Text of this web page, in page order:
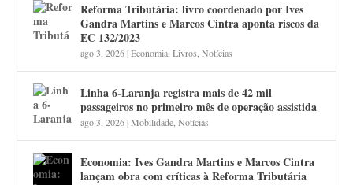
Reforma Tributária: livro coordenado por Ives
Gandra Martins e Marcos Cintra aponta riscos da
EC 132/2023
ago 3, 2026|Economia,Livros,Notícias
Linha 6-Laranja registra mais de 42 mil
passageiros no primeiro mês de operação assistida
ago 3, 2026|Mobilidade,Notícias
Economia: Ives Gandra Martins e Marcos Cintra
lançam obra com críticas à Reforma Tributária